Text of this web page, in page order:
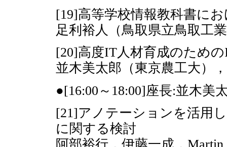
[19]高等学校情報教科書に
足利裕人（鳥取県立鳥取工
[20]高度IT人材育成のため
並木美太郎（東京農工大）
●[16:00～18:00]座長:並木美
[21]アノテーションを活用
に関する検討